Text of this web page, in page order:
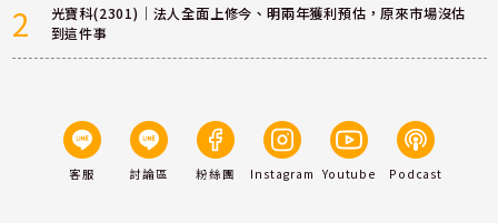
2
光寶科(2301)｜法人全面上修今、明兩年獲利預估，原來市場沒估
到這件事
客服 討論區 粉絲團 Instagram Youtube Podcast